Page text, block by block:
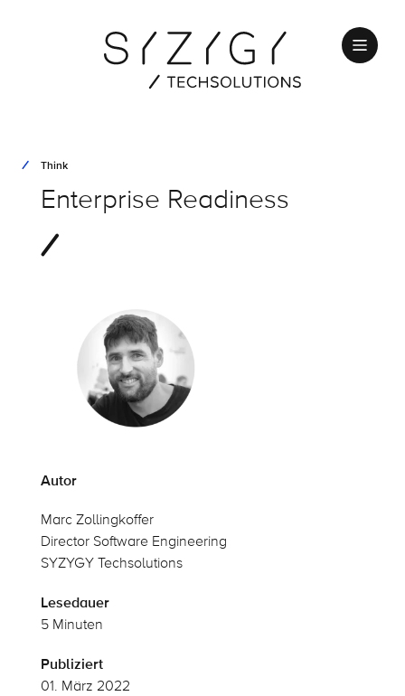
Think
Enterprise Readiness
Autor
Marc Zollingkoffer
Director Software Engineering
SYZYGY Techsolutions
Lesedauer
5 Minuten
Publiziert
01. März 2022